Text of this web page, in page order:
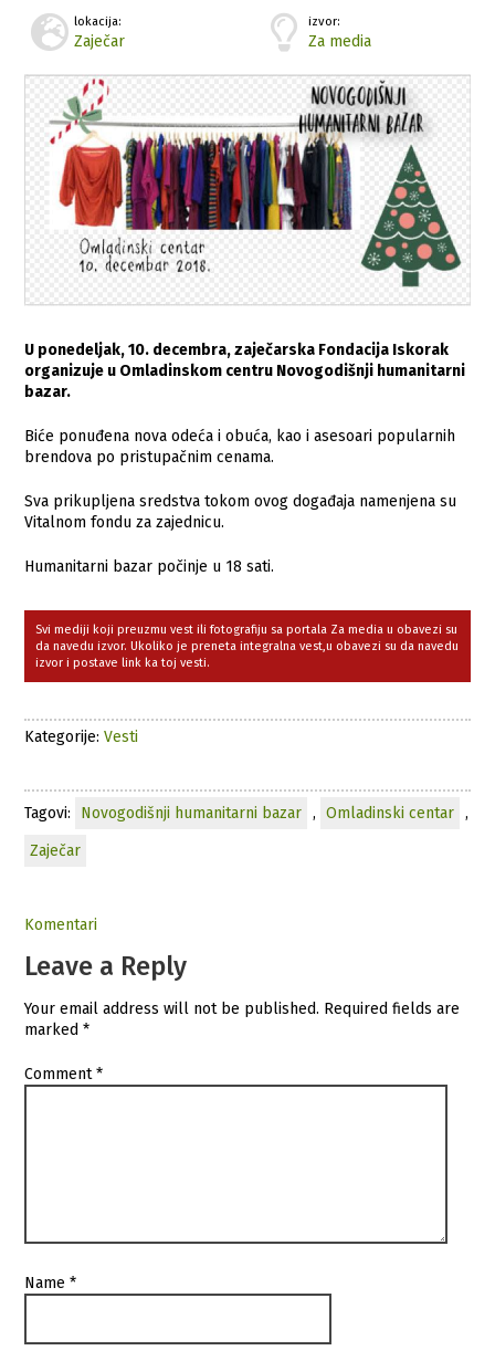
lokacija:
Zaječar
izvor:
Za media
U ponedeljak, 10. decembra, zaječarska Fondacija Iskorak
organizuje u Omladinskom centru Novogodišnji humanitarni
bazar.
Biće ponuđena nova odeća i obuća, kao i asesoari popularnih
brendova po pristupačnim cenama.
Sva prikupljena sredstva tokom ovog događaja namenjena su
Vitalnom fondu za zajednicu.
Humanitarni bazar počinje u 18 sati.
Svi mediji koji preuzmu vest ili fotografiju sa portala Za media u obavezi su
da navedu izvor. Ukoliko je preneta integralna vest,u obavezi su da navedu
izvor i postave link ka toj vesti.
Kategorije:Vesti
Tagovi: Novogodišnji humanitarni bazar , Omladinski centar
,
Zaječar
Komentari
Leave a Reply
Your email address will not be published. Required fields are
marked*
Comment*
Name*